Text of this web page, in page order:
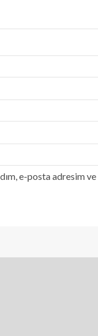
e-posta adresim